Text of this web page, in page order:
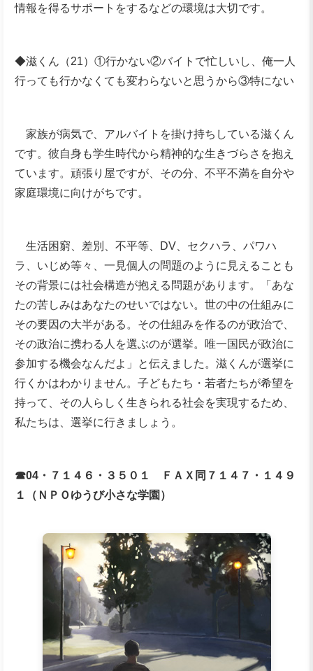
情報を得るサポートをするなどの環境は大切です。
◆滋くん（21）①行かない②バイトで忙しいし、俺一人
行っても行かなくても変わらないと思うから③特にない
家族が病気で、アルバイトを掛け持ちしている滋くん
です。彼自身も学生時代から精神的な生きづらさを抱え
ています。頑張り屋ですが、その分、不平不満を自分や
家庭環境に向けがちです。
生活困窮、差別、不平等、DV、セクハラ、パワハ
ラ、いじめ等々、一見個人の問題のように見えることも
その背景には社会構造が抱える問題があります。「あな
たの苦しみはあなたのせいではない。世の中の仕組みに
その要因の大半がある。その仕組みを作るのが政治で、
その政治に携わる人を選ぶのが選挙。唯一国民が政治に
参加する機会なんだよ」と伝えました。滋くんが選挙に
行くかはわかりません。子どもたち・若者たちが希望を
持って、その人らしく生きられる社会を実現するため、
私たちは、選挙に行きましょう。
☎04・７１４６・３５０１ ＦＡＸ同７１４７・１４９
１（ＮＰＯゆうび小さな学園）